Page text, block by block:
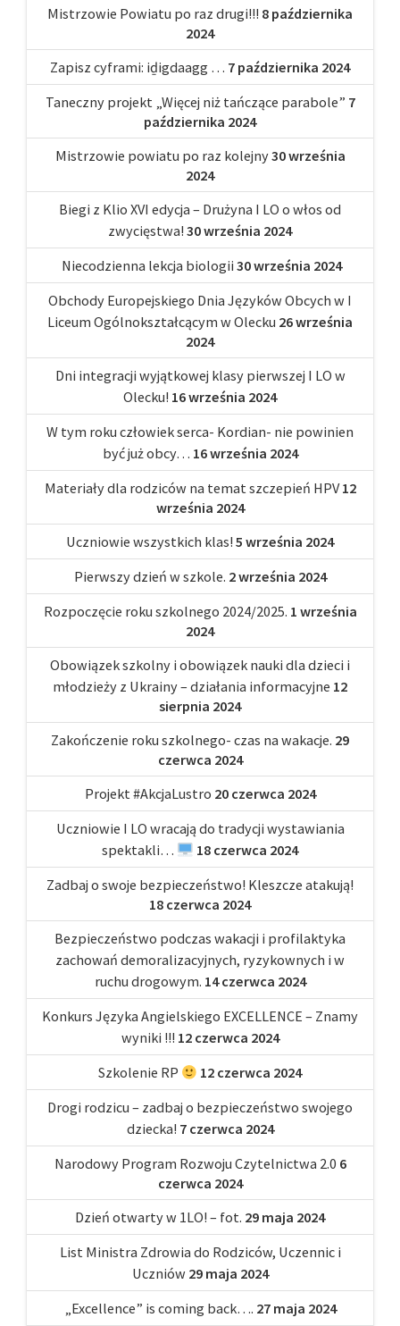
Mistrzowie Powiatu po raz drugi!!! 8 października
2024
Zapisz cyframi: iḏigdaagg … 7 października 2024
Taneczny projekt „Więcej niż tańczące parabole” 7
października 2024
Mistrzowie powiatu po raz kolejny30 września
2024
Biegi z Klio XVI edycja – Drużyna I LO o włos od
zwycięstwa! 30 września 2024
Niecodzienna lekcja biologii 30 września 2024
Obchody Europejskiego Dnia Języków Obcych w I
Liceum Ogólnokształcącym w Olecku 26 września
2024
Dni integracji wyjątkowej klasy pierwszej I LO w
Olecku! 16 września 2024
W tym roku człowiek serca- Kordian- nie powinien
być już obcy… 16 września 2024
Materiały dla rodziców na temat szczepień HPV 12
września 2024
Uczniowie wszystkich klas! 5 września 2024
Pierwszy dzień w szkole. 2 września 2024
Rozpoczęcie roku szkolnego 2024/2025. 1 września
2024
Obowiązek szkolny i obowiązek nauki dla dzieci i
młodzieży z Ukrainy – działania informacyjne 12
sierpnia 2024
Zakończenie roku szkolnego- czas na wakacje. 29
czerwca 2024
Projekt #AkcjaLustro 20 czerwca 2024
Uczniowie I LO wracają do tradycji wystawiania
spektakli…
18 czerwca 2024
Zadbaj o swoje bezpieczeństwo! Kleszcze atakują!
18 czerwca 2024
Bezpieczeństwo podczas wakacji i profilaktyka
zachowań demoralizacyjnych, ryzykownych i w
ruchu drogowym. 14 czerwca 2024
Konkurs Języka Angielskiego EXCELLENCE – Znamy
wyniki !!! 12 czerwca 2024
Szkolenie RP
12 czerwca 2024
Drogi rodzicu – zadbaj o bezpieczeństwo swojego
dziecka! 7 czerwca 2024
Narodowy Program Rozwoju Czytelnictwa 2.0 6
czerwca 2024
Dzień otwarty w 1LO! – fot. 29 maja 2024
List Ministra Zdrowia do Rodziców, Uczennic i
Uczniów 29 maja 2024
„Excellence” is coming back…. 27 maja 2024